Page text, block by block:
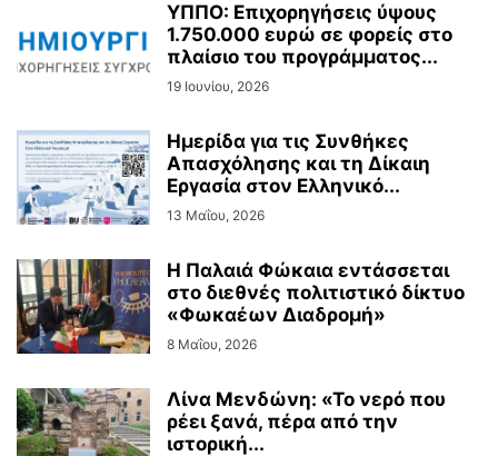
ΥΠΠΟ: Επιχορηγήσεις ύψους
1.750.000 ευρώ σε φορείς στο
πλαίσιο του προγράμματος...
19 Ιουνίου, 2026
Ημερίδα για τις Συνθήκες
Απασχόλησης και τη Δίκαιη
Εργασία στον Ελληνικό...
13 Μαΐου, 2026
Η Παλαιά Φώκαια εντάσσεται
στο διεθνές πολιτιστικό δίκτυο
«Φωκαέων Διαδρομή»
8 Μαΐου, 2026
Λίνα Μενδώνη: «Το νερό που
ρέει ξανά, πέρα από την
ιστορική...